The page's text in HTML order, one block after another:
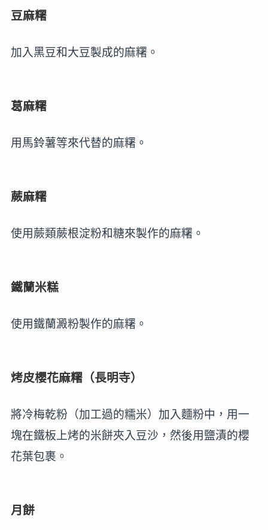
豆麻糬
加入黑豆和大豆製成的麻糬。
葛麻糬
用馬鈴薯等來代替的麻糬。
蕨麻糬
使用蕨類蕨根淀粉和糖來製作的麻糬。
鐵蘭米糕
使用鐵蘭澱粉製作的麻糬。
烤皮櫻花麻糬（長明寺）
將冷梅乾粉（加工過的糯米）加入麵粉中，用一
塊在鐵板上烤的米餅夾入豆沙，然後用鹽漬的櫻
花葉包裹。
月餅